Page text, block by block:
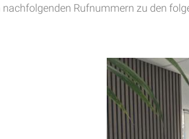
Rufnummern zu den